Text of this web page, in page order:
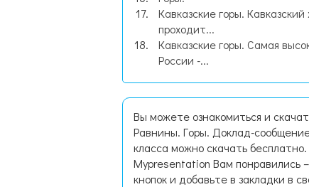
Кавказские горы. Кавказский
проходит...
Кавказские горы. Самая
России -...
Вы можете ознакомиться и
Равнины. Горы. Доклад-
класса можно скачать
Mypresentation Вам понравились
кнопок и добавьте в закладки в